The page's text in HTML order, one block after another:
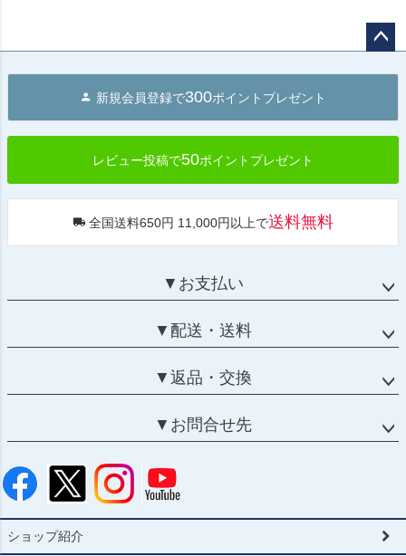
へ
新規会員登録で300ポイントプレゼント
レビュー投稿で50ポイントプレゼント
全国送料650円 11,000円以上で送料無料
▼お支払い
▼配送・送料
▼返品・交換
▼お問合せ先
ショップ紹介